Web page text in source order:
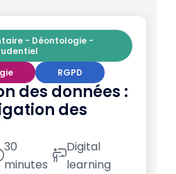
- Déontologie -
RGPD
des données :
des
30
minutes
Digital
learning